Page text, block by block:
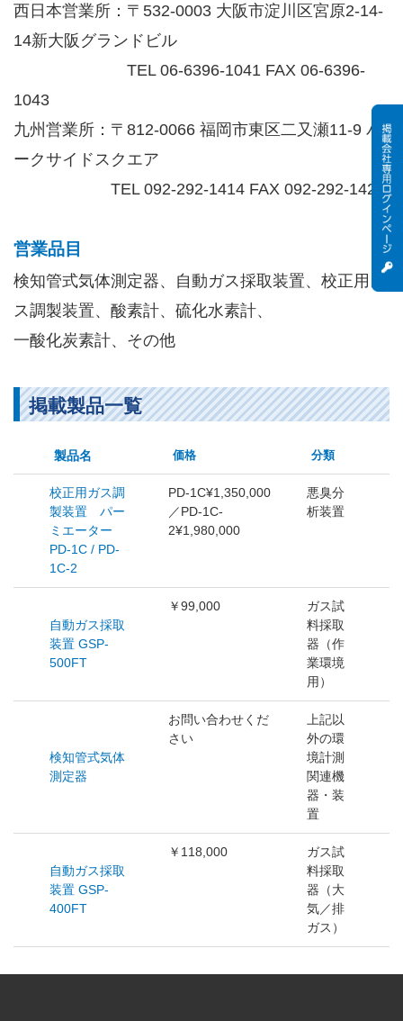
西日本営業所：〒532-0003 大阪市淀川区宮原2-14-
14新大阪グランドビル
TEL 06-6396-1041 FAX 06-6396-
1043
九州営業所：〒812-0066 福岡市東区二又瀬11-9 パ
ークサイドスクエア
TEL 092-292-1414 FAX 092-292-1424
営業品目
検知管式気体測定器、自動ガス採取装置、校正用ガ
ス調製装置、酸素計、硫化水素計、
一酸化炭素計、その他
掲載製品一覧
製品名 価格 分類
校正用ガス調
製装置 パー
ミエーター
PD-1C / PD-
1C-2
PD-1C¥1,350,000
／PD-1C-
2¥1,980,000
悪臭分
析装置
自動ガス採取
装置 GSP-
500FT
￥99,000
ガス試
料採取
器（作
業環境
用）
検知管式気体
測定器
お問い合わせくだ
さい
上記以
外の環
境計測
関連機
器・装
置
自動ガス採取
装置 GSP-
400FT
￥118,000
ガス試
料採取
器（大
気／排
ガス）